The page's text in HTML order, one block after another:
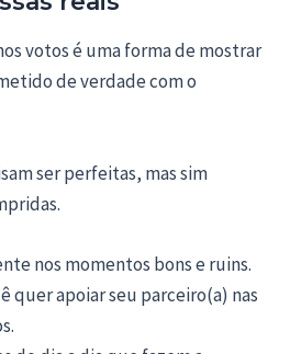
votos é uma forma de mostrar
de verdade com o
ser perfeitas, mas sim
nos momentos bons e ruins.
quer apoiar seu parceiro(a) nas